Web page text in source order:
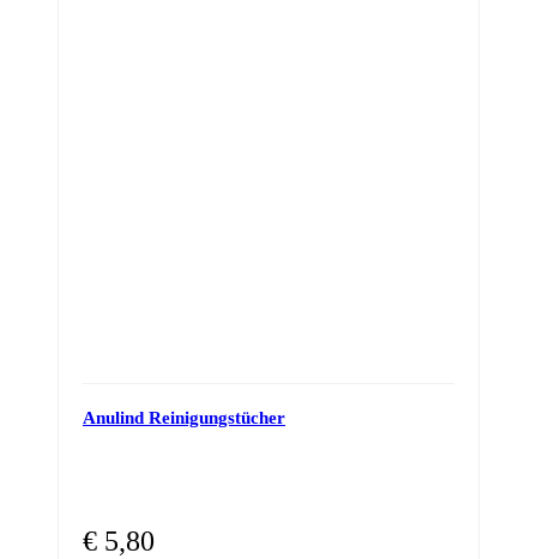
Anulind Reinigungstücher
€ 5,80